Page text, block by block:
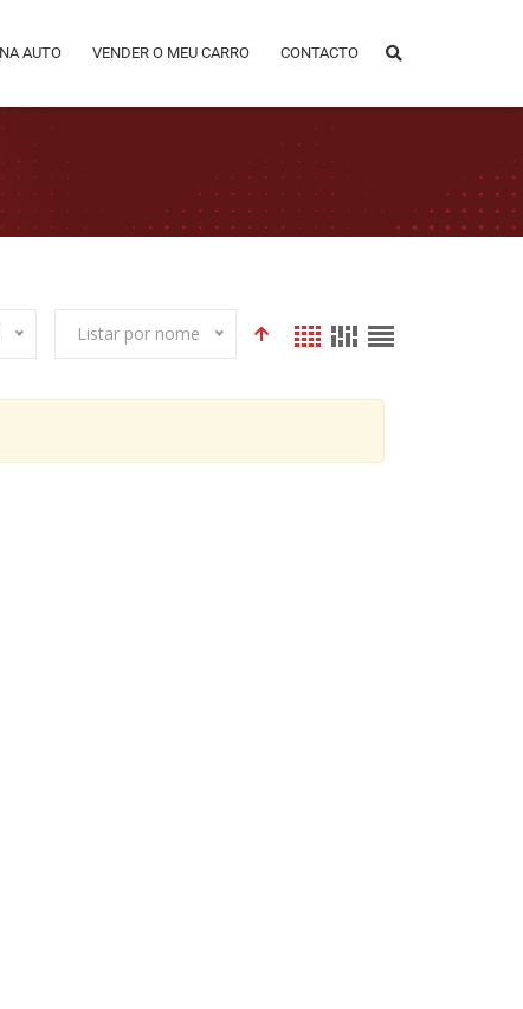
AUTO VENDER O MEU CARRO CONTACTO
Listar por nome